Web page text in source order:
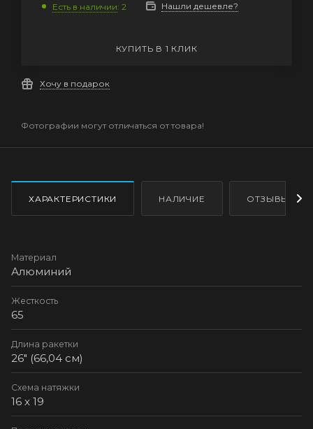
Есть в наличии: 2 Нашли дешевле?
КУПИТЬ В 1 КЛИК
Хочу в подарок
Фотографии могут отличаться от товара!
ХАРАКТЕРИСТИКИ НАЛИЧИЕ ОТЗЫВЫ
Материал
Алюминий
Жесткость
65
Длина ракетки
26" (66,04 см)
Схема натяжки
16 х 19